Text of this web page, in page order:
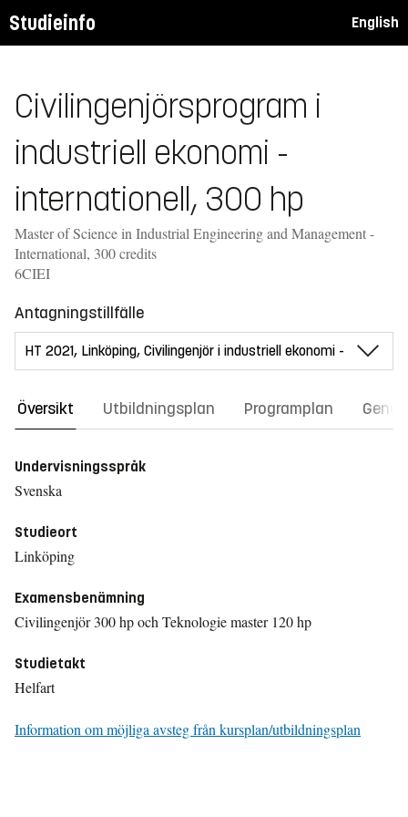
Studieinfo English
Civilingenjörsprogram i
industriell ekonomi -
internationell, 300 hp
Master of Science in Industrial Engineering and Management -
International, 300 credits
6CIEI
Antagningstillfälle
Översikt Utbildningsplan Programplan
Undervisningsspråk
Svenska
Studieort
Linköping
Examensbenämning
Civilingenjör 300 hp och Teknologie master 120 hp
Studietakt
Helfart
Information om möjliga avsteg från kursplan/utbildningsplan